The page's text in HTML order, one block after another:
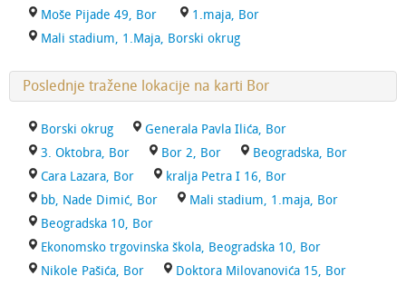
Moše Pijade 49, Bor
1.maja, Bor
Mali stadium, 1.Maja, Borski okrug
Poslednje tražene lokacije na karti Bor
Borski okrug
Generala Pavla Ilića, Bor
3. Oktobra, Bor
Bor 2, Bor
Beogradska, Bor
Cara Lazara, Bor
kralja Petra I 16, Bor
bb, Nade Dimić, Bor
Mali stadium, 1.maja, Bor
Beogradska 10, Bor
Ekonomsko trgovinska škola, Beogradska 10, Bor
Nikole Pašića, Bor
Doktora Milovanovića 15, Bor